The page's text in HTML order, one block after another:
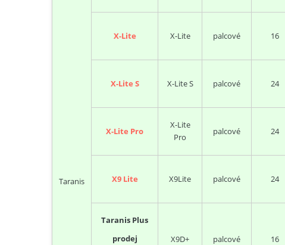
Taranis
X-Lite X-Lite palcové 16
X-Lite S X-Lite S palcové 24
X-Lite Pro
X-Lite
Pro
palcové 24
X9 Lite X9Lite palcové 24
Taranis Plus
prodej
X9D+ palcové 16